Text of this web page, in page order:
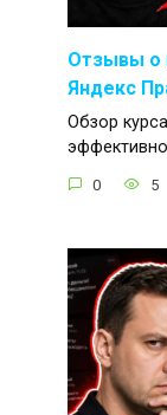
Отзывы о
Яндекс
Обзор
0 5